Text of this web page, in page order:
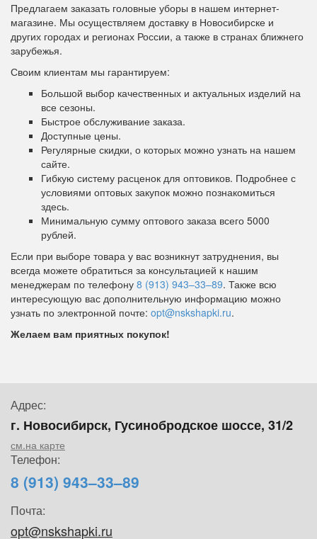
Предлагаем заказать головные уборы в нашем интернет-
магазине. Мы осуществляем доставку в Новосибирске и
других городах и регионах России, а также в странах ближнего
зарубежья.
Своим клиентам мы гарантируем:
Большой выбор качественных и актуальных изделий на
все сезоны.
Быстрое обслуживание заказа.
Доступные цены.
Регулярные скидки, о которых можно узнать на нашем
сайте.
Гибкую систему расценок для оптовиков. Подробнее с
условиями оптовых закупок можно познакомиться
здесь.
Минимальную сумму оптового заказа всего 5000
рублей.
Если при выборе товара у вас возникнут затруднения, вы
всегда можете обратиться за консультацией к нашим
менеджерам по телефону 8 (913) 943–33–89. Также всю
интересующую вас дополнительную информацию можно
узнать по электронной почте: opt@nskshapki.ru.
Желаем вам приятных покупок!
Адрес:
г. Новосибирск, Гусинобродское шоссе, 31/2
см.на карте
Телефон:
8 (913) 943–33–89
Почта:
opt@nskshapki.ru